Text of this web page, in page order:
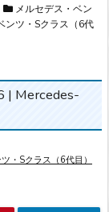
メルセデス・ベン
ンツ・Sクラス（6代
| Mercedes-
・Sクラス（6代目）